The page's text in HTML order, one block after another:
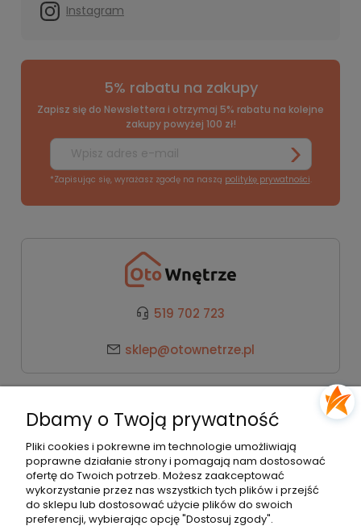
Instagram
5% rabatu na zakupy
Zapisz się do Newslettera i otrzymaj 5% rabatu na kolejne
zakupy powyżej 100 zł!
*Zapisując się, wyrażasz zgodę na naszą politykę prywatności.
519 702 723
sklep@otownetrze.pl
Pomoc
Moje konto
Dbamy o Twoją prywatność
Pliki cookies i pokrewne im technologie umożliwiają
poprawne działanie strony i pomagają nam dostosować
ofertę do Twoich potrzeb. Możesz zaakceptować
wykorzystanie przez nas wszystkich tych plików i przejść
do sklepu lub dostosować użycie plików do swoich
preferencji, wybierając opcję "Dostosuj zgody".